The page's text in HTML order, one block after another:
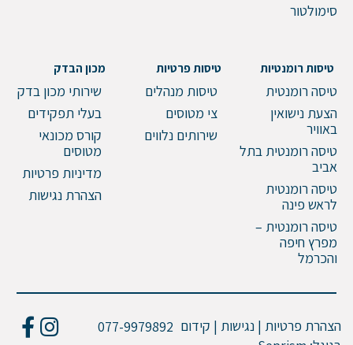
סימולטור
טיסות רומנטיות
טיסה רומנטית
הצעת נישואין
באוויר
טיסה רומנטית בתל
אביב
טיסה רומנטית
לראש פינה
טיסה רומנטית –
מפרץ חיפה
והכרמל
טיסות פרטיות
טיסות מנהלים
צי מטוסים
שירותים נלווים
מכון הבדק
שירותי מכון בדק
בעלי תפקידים
קורס מכונאי
מטוסים
מדיניות פרטיות
הצהרת נגישות
הצהרת פרטיות | נגישות | קידום 077-9979892